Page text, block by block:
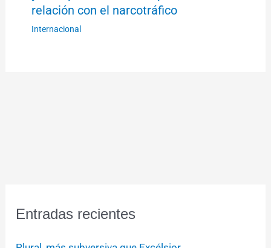
relación con el narcotráfico
Internacional
Entradas recientes